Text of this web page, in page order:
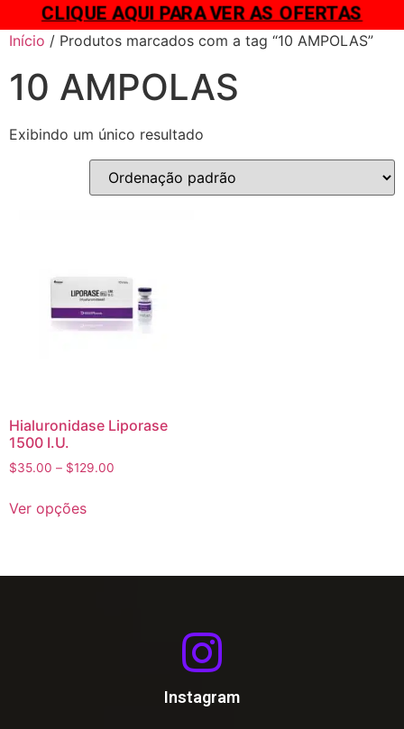
CLIQUE AQUI PARA VER AS OFERTAS
Início / Produtos marcados com a tag “10 AMPOLAS”
10 AMPOLAS
Exibindo um único resultado
Hialuronidase Liporase
1500 I.U.
$35.00 – $129.00
Ver opções
Instagram